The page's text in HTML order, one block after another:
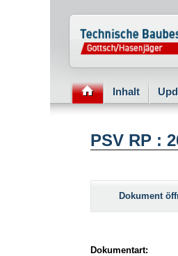
Inhalt
PSV RP :
Dokument
Dokumentart: